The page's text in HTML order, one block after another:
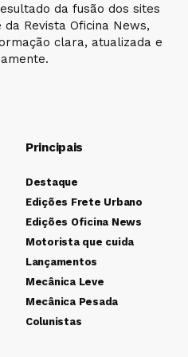
da fusão dos sites
Revista Oficina News,
clara, atualizada e
Principais
Destaque
Edições Frete Urbano
Edições Oficina News
Motorista que cuida
Lançamentos
Mecânica Leve
Mecânica Pesada
Colunistas